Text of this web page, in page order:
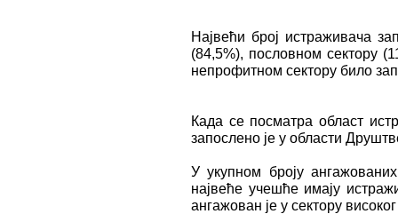
Највећи број истраживача
(84,5%), пословном сектору
непрофитном сектору било
Када се посматра област
запослено је у области
У укупном броју
највеће учешће имају
ангажован је у сектору